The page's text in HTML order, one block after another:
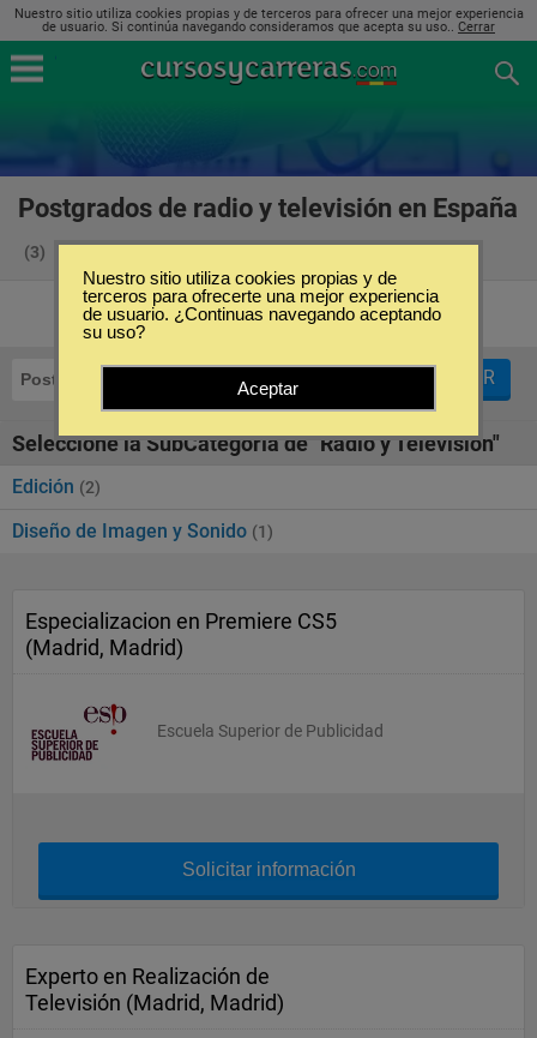
Nuestro sitio utiliza cookies propias y de terceros para ofrecer una mejor experiencia
de usuario. Si continúa navegando consideramos que acepta su uso.. Cerrar
Postgrados de radio y televisión en España
(3)
Postgrados Radio y Televisión FILTRAR
Seleccione la SubCategoría de "Radio y Televisión"
Edición (2)
Diseño de Imagen y Sonido (1)
Especializacion en Premiere CS5
(Madrid, Madrid)
Escuela Superior de Publicidad
Solicitar información
Experto en Realización de
Televisión (Madrid, Madrid)
Nuestro sitio utiliza cookies propias y de
terceros para ofrecerte una mejor experiencia
de usuario. ¿Continuas navegando aceptando
su uso?
Aceptar